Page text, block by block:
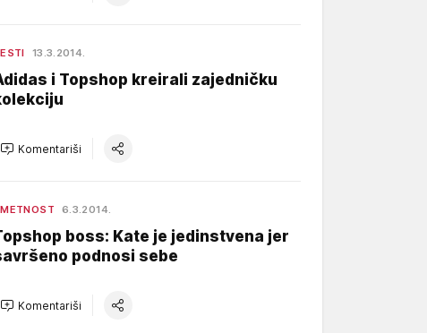
13.3.2014.
i Topshop kreirali zajedničku
Komentariši
6.3.2014.
boss: Kate je jedinstvena jer
podnosi sebe
Komentariši